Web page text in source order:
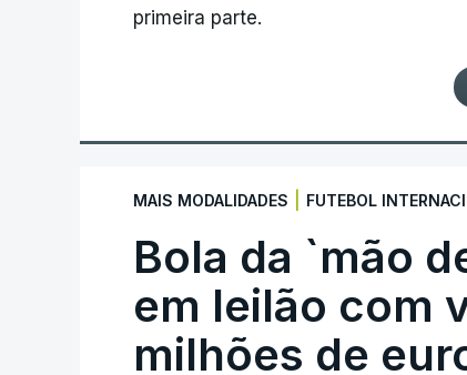
primeira parte.
MAIS MODALIDADES FUTEBOL
Bola da `mão
em leilão com
milhões de